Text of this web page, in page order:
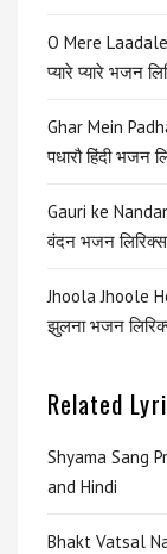
O Mere
प्यारे प्यारे भजन
Ghar Mein
पधारौ हिंदी भजन
Gauri ke
वंदन भजन लिरिक्स
Jhoola Jhoole
झुलना भजन
Related
Shyama Sang
and Hindi
Bhakt Vatsal